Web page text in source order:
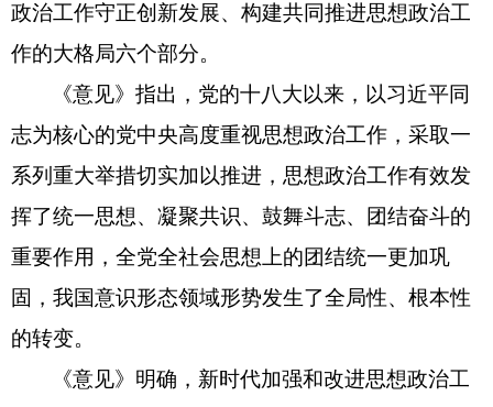
政治工作守正创新发展、构建共同推进思想政治工
作的大格局六个部分。
《意见》指出，党的十八大以来，以习近平同
志为核心的党中央高度重视思想政治工作，采取一
系列重大举措切实加以推进，思想政治工作有效发
挥了统一思想、凝聚共识、鼓舞斗志、团结奋斗的
重要作用，全党全社会思想上的团结统一更加巩
固，我国意识形态领域形势发生了全局性、根本性
的转变。
《意见》明确，新时代加强和改进思想政治工